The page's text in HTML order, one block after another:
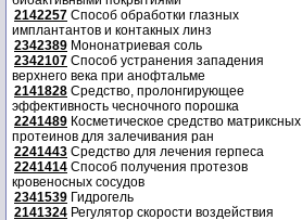
2142257 Способ обработки глазных
имплантантов и контакных линз
2342389 Мононатриевая соль
2342107 Способ устранения западения
верхнего века при анофтальме
2141828 Средство, пролонгирующее
эффективность чесночного порошка
2241489 Косметическое средство матриксных
протеинов для залечивания ран
2241443 Средство для лечения герпеса
2241414 Способ получения протезов
кровеносных сосудов
2341539 Гидрогель
2141324 Регулятор скорости воздействия